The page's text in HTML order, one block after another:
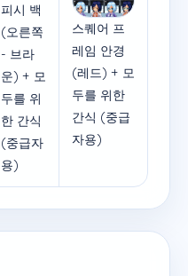
피시 백
(오른쪽
- 브라
운) + 모
두를 위
한 간식
(중급자
용)
스퀘어 프
레임 안경
(레드) + 모
두를 위한
간식 (중급
자용)